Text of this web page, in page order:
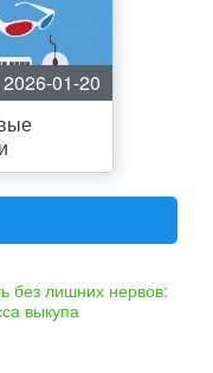
2026-01-20
без лишних нервов:
выкупа